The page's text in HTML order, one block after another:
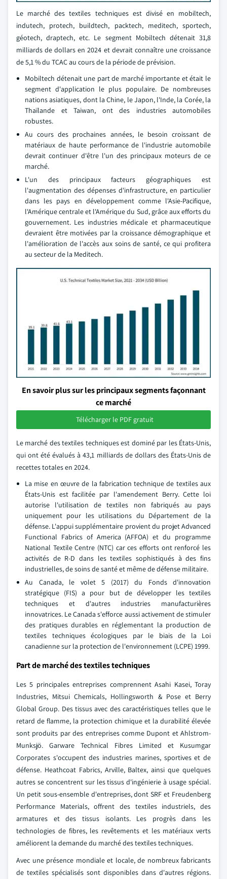
Le marché des textiles techniques est divisé en mobiltech,
indutech, protech, buildtech, packtech, meditech, sportech,
géotech, draptech, etc. Le segment Mobiltech détenait 31,8
milliards de dollars en 2024 et devrait connaître une croissance
de 5,1 % du TCAC au cours de la période de prévision.
Mobiltech détenait une part de marché importante et était le
segment d'application le plus populaire. De nombreuses
nations asiatiques, dont la Chine, le Japon, l'Inde, la Corée, la
Thaïlande et Taiwan, ont des industries automobiles
robustes.
Au cours des prochaines années, le besoin croissant de
matériaux de haute performance de l'industrie automobile
devrait continuer d'être l'un des principaux moteurs de ce
marché.
L'un des principaux facteurs géographiques est
l'augmentation des dépenses d'infrastructure, en particulier
dans les pays en développement comme l'Asie-Pacifique,
l'Amérique centrale et l'Amérique du Sud, grâce aux efforts du
gouvernement. Les industries médicale et pharmaceutique
devraient être motivées par la croissance démographique et
l'amélioration de l'accès aux soins de santé, ce qui profitera
au secteur de la Meditech.
En savoir plus sur les principaux segments façonnant
ce marché
Télécharger le PDF gratuit
Le marché des textiles techniques est dominé par les États-Unis,
qui ont été évalués à 43,1 milliards de dollars des États-Unis de
recettes totales en 2024.
La mise en œuvre de la fabrication technique de textiles aux
États-Unis est facilitée par l'amendement Berry. Cette loi
autorise l'utilisation de textiles non fabriqués au pays
uniquement pour les utilisations du Département de la
défense. L'appui supplémentaire provient du projet Advanced
Functional Fabrics of America (AFFOA) et du programme
National Textile Centre (NTC) car ces efforts ont renforcé les
activités de R-D dans les textiles sophistiqués à des fins
industrielles, de soins de santé et même de défense militaire.
Au Canada, le volet 5 (2017) du Fonds d'innovation
stratégique (FIS) a pour but de développer les textiles
techniques et d'autres industries manufacturières
innovatrices. Le Canada s'efforce aussi activement de stimuler
des pratiques durables en réglementant la production de
textiles techniques écologiques par le biais de la Loi
canadienne sur la protection de l'environnement (LCPE) 1999.
Part de marché des textiles techniques
Les 5 principales entreprises comprennent Asahi Kasei, Toray
Industries, Mitsui Chemicals, Hollingsworth & Pose et Berry
Global Group. Des tissus avec des caractéristiques telles que le
retard de flamme, la protection chimique et la durabilité élevée
sont produits par des entreprises comme Dupont et Ahlstrom-
Munksjö. Garware Technical Fibres Limited et Kusumgar
Corporates s'occupent des industries marines, sportives et de
défense. Heathcoat Fabrics, Arville, Baltex, ainsi que quelques
autres se concentrent sur les tissus d'ingénierie à usage spécial.
Un petit sous-ensemble d'entreprises, dont SRF et Freudenberg
Performance Materials, offrent des textiles industriels, des
armatures et des tissus isolants. Les progrès dans les
technologies de fibres, les revêtements et les matériaux verts
améliorent la demande du marché des textiles techniques.
Avec une présence mondiale et locale, de nombreux fabricants
de textiles spécialisés sont disponibles dans d'autres régions.